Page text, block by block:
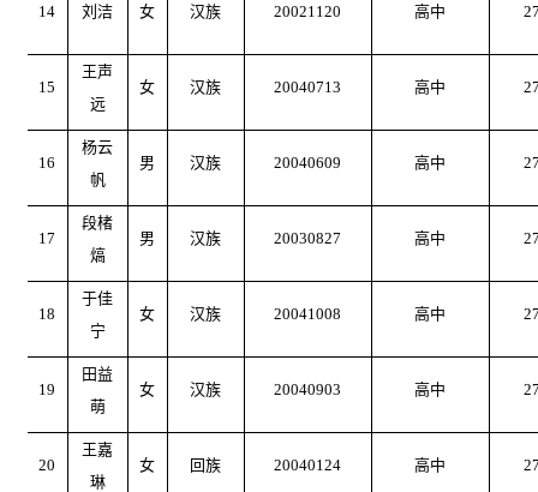
14 刘洁 女 汉族 20021120 高中
15
王声
远
女 汉族 20040713 高中
16
杨云
帆
男 汉族 20040609 高中
17
段楮
熇
男 汉族 20030827 高中
18
于佳
宁
女 汉族 20041008 高中
19
田益
萌
女 汉族 20040903 高中
20
王嘉
琳
女 回族 20040124 高中